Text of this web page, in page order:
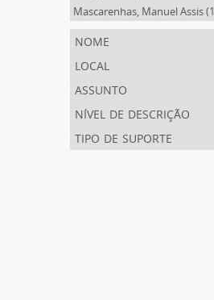
Mascarenhas, Manuel Assis
nome
local
assunto
nível de descrição
tipo de suporte